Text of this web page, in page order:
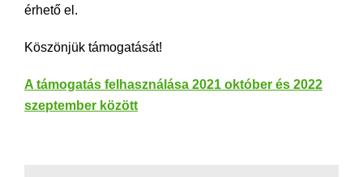
érhető el.
Köszönjük támogatását!
A támogatás felhasználása 2021 október és 2022
szeptember között